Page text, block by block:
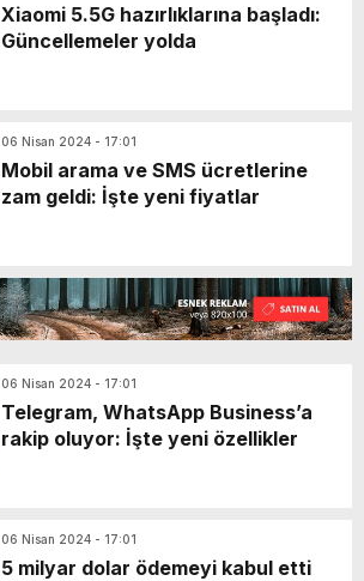
Xiaomi 5.5G hazırlıklarına başladı:
Güncellemeler yolda
06 Nisan 2024 - 17:01
Mobil arama ve SMS ücretlerine
zam geldi: İşte yeni fiyatlar
06 Nisan 2024 - 17:01
Telegram, WhatsApp Business’a
rakip oluyor: İşte yeni özellikler
06 Nisan 2024 - 17:01
5 milyar dolar ödemeyi kabul etti